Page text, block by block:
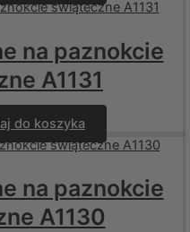
na paznokcie
A1131
do koszyka
na paznokcie
A1130